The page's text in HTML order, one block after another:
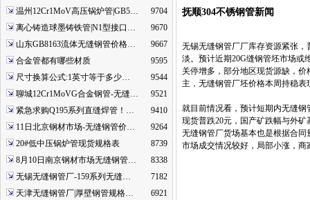
温州12Cr1MoV高压锅炉管|GB5…
9704
离心铸造球墨铸铁管|N1型接口…
9670
山东GB8163流体无缝钢管价格…
9667
合金管都有哪些材质
9595
尺寸换算公式:1英寸等于多少…
9544
聊城12Cr1MoVG合金钢管-无缝…
9521
紧急求购Q195系列直缝焊管！…
9410
11日北京钢材市场-无缝钢管价…
9264
20#低中压锅炉管现货规格表
8739
8月10日南京钢材市场无缝钢管…
8338
无锡无缝钢管厂-159系列无缝…
7182
天津无缝钢管厂|厚壁钢管规格…
6921
抚顺304不锈钢管新闻
无锡无缝钢管厂厂库存资源紧张
淡。预计近期20G缝钢管坯市场或
关停增多，部分地区现货源缺，
主，无缝钢管厂坯价格本周持稳
就目前情况看，预计短期内无缝
现货普跌20元，国产矿跌幅与外
无缝钢管厂货场基本也是根据合
市场成交情况较好，局部小涨，